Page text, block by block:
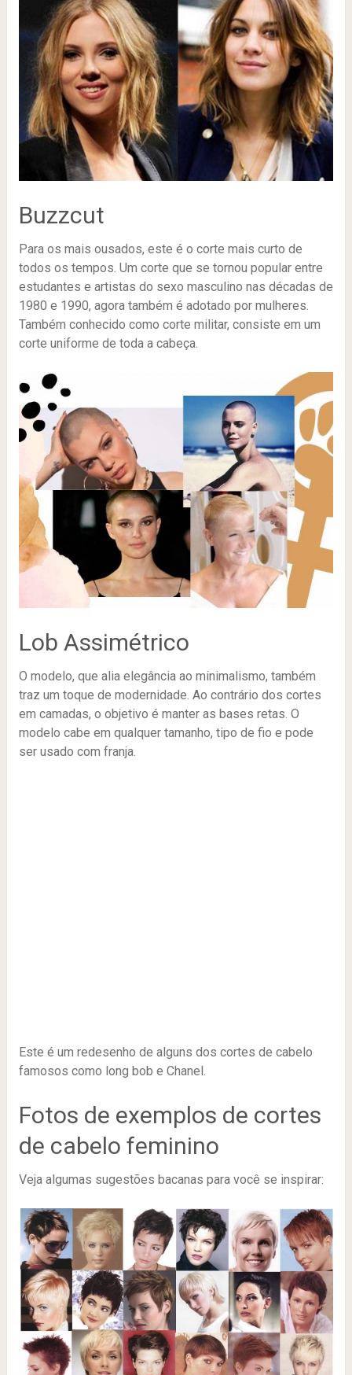
Buzzcut
Para os mais ousados, este é o corte mais curto de
todos os tempos. Um corte que se tornou popular entre
estudantes e artistas do sexo masculino nas décadas de
1980 e 1990, agora também é adotado por mulheres.
Também conhecido como corte militar, consiste em um
corte uniforme de toda a cabeça.
Lob Assimétrico
O modelo, que alia elegância ao minimalismo, também
traz um toque de modernidade. Ao contrário dos cortes
em camadas, o objetivo é manter as bases retas. O
modelo cabe em qualquer tamanho, tipo de fio e pode
ser usado com franja.
Este é um redesenho de alguns dos cortes de cabelo
famosos como long bob e Chanel.
Fotos de exemplos de cortes
de cabelo feminino
Veja algumas sugestões bacanas para você se inspirar: